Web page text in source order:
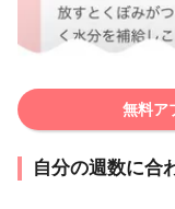
無料ア
自分の週数に合